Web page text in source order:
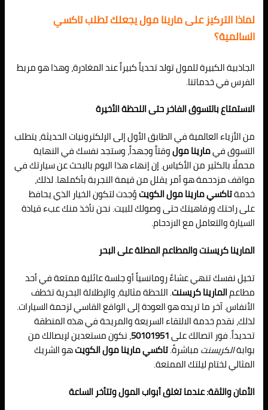
لماذا التركيز على مارينا مول يجعلك تطلب تاكسي
السالمية؟
الجاذبية الكبيرة للمول تولد تحدياً كبيراً عند المغادرة، وهذا هو مربط
الفرس في خدماتنا.
الاستمتاع بالتسوق الفاخر حتى اللحظة الأخيرة
من الأزياء العالمية في الطابق الأول إلى الإلكترونيات الحديثة، يتطلب
التسوق فيمارينا مولوقتاً وجهداً، وستجد نفسك في النهاية
محملًا بالكثير من الأكياس. إن إنهاء هذا اليوم بالبحث عن سيارتك في
مواقف مزدحمة هو أمر يقلل من قيمة التجربة بأكملها. لذلك،
خدمةتاكسي مارينا مول الكويتوُجدت لتكون الخيار الذي يحافظ
على راحتك ورفاهيتك حتى وصولك للبيت. نحن نأخذ منك عبء قيادة
السيارة والتعامل مع الازدحام.
المارينا كريسنت والمطاعم المطلة على البحر
تخيل نفسك تنهي عشاءً رومانسياً أو جلسة عائلية ممتعة في أحد
مطاعمالمارينا كريسنت. اللحظة مثالية، والإطلالة البحرية تخطف
الأنفاس. آخر ما تريده هو العودة إلى الواقع القاسي لزحمة السيارات.
لذلك، نقدم خدمة الالتقاء السريعة والمريحة في هذه المنطقة
تحديداً. فور اتصالك على50101951، نكون مستعدين لإيصالك من
بوابةالكريسنتمباشرةً.تاكسي مارينا مول الكويتهو الشريك
المثالي لختام ليلتك الممتعة.
الأمان والثقة: عندما تغلق أبواب المول وتتأخر الساعة